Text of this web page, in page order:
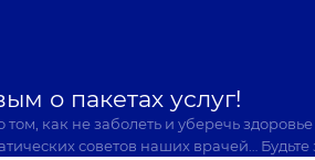
о пакетах услуг!
как не заболеть и уберечь
советов наших врачей… Будьте